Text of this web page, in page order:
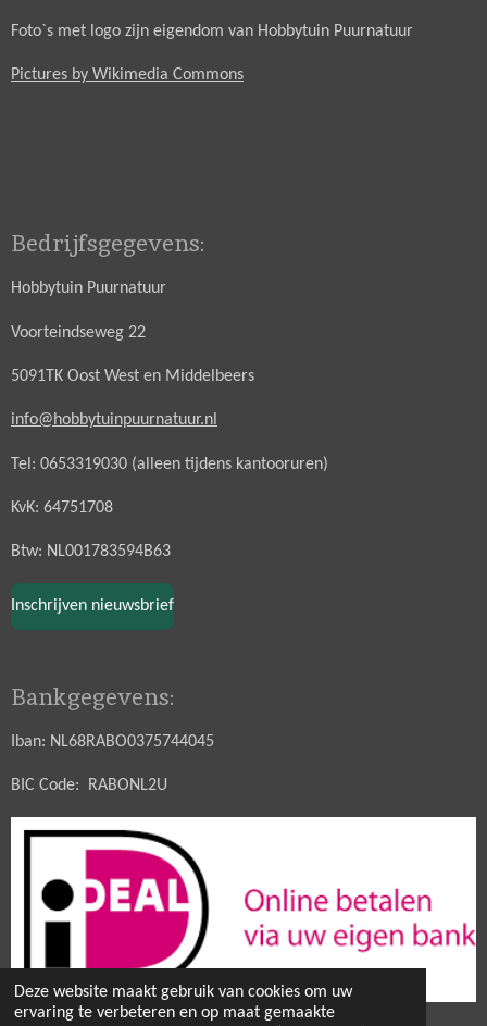
Deze website maakt gebruik van cookies om uw
ervaring te verbeteren en op maat gemaakte
Foto`s met logo zijn eigendom van Hobbytuin Puurnatuur
Pictures by Wikimedia Commons
Bedrijfsgegevens:
Hobbytuin Puurnatuur
Voorteindseweg 22
5091TK Oost West en Middelbeers
info@hobbytuinpuurnatuur.nl
Tel: 0653319030 (alleen tijdens kantooruren)
KvK: 64751708
Btw: NL001783594B63
Inschrijven nieuwsbrief
Bankgegevens:
Iban: NL68RABO0375744045
BIC Code: RABONL2U
© 2021 - 2026 Hobbytuin Puurnatuur Zaden